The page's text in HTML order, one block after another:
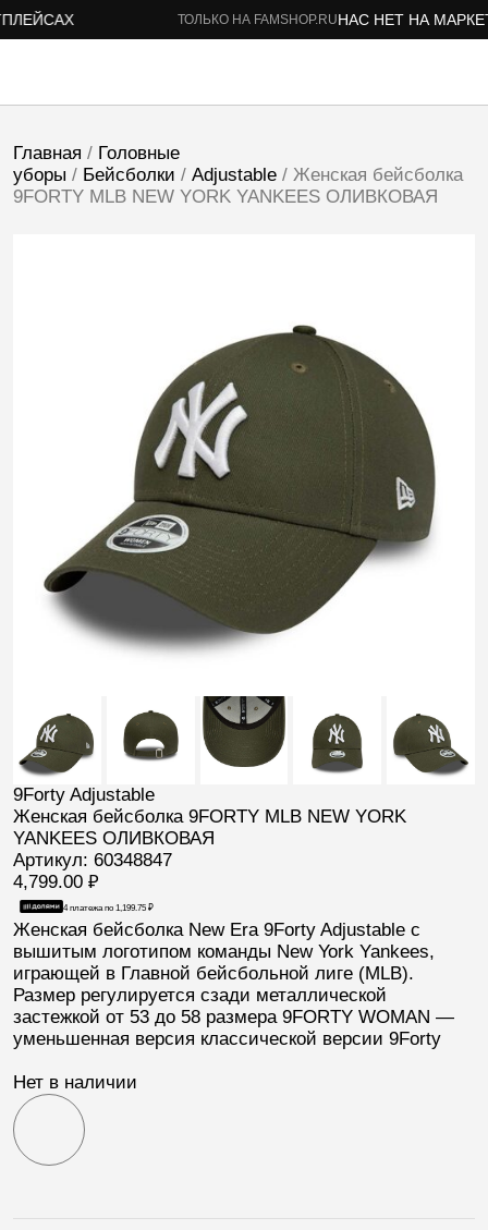
ТОЛЬКО НА FAMSHOP.RUНАС НЕТ НА
Главная / Головные
уборы / Бейсболки / Adjustable/ Женская бейсболка
9FORTY MLB NEW YORK YANKEES ОЛИВКОВАЯ
9Forty Adjustable
Женская бейсболка 9FORTY MLB NEW YORK
YANKEES ОЛИВКОВАЯ
Артикул: 60348847
4,799.00 ₽
4 платежа по 1,199.75 ₽
Женская бейсболка New Era 9FortyAdjustable с
вышитым логотипом команды New York Yankees,
играющей в Главной бейсбольной лиге (MLB).
Размер регулируется сзади металлической
застежкой от 53 до 58 размера 9FORTY WOMAN —
уменьшенная версия классической версии 9Forty
Нет в наличии